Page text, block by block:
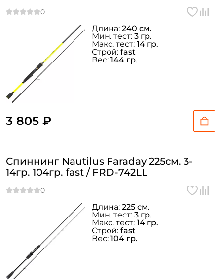
3 805 ₽
Длина: 240 см.
Мин. тест: 3 гр.
Макс. тест: 14 гр.
Строй: fast
Вес: 144 гр.
Спиннинг Nautilus Faraday 225см. 3-
14гр. 104гр. fast / FRD-742LL
Длина: 225 см.
Мин. тест: 3 гр.
Макс. тест: 14 гр.
Строй: fast
Вес: 104 гр.